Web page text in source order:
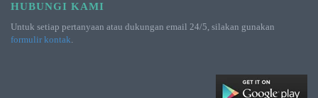
HUBUNGI KAMI
Untuk setiap pertanyaan atau dukungan email 24/5, silakan gunakan
formulir kontak.